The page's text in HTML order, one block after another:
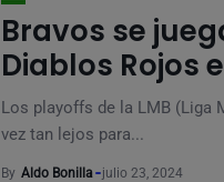
Bravos se
Diablos Rojos
Los playoffs de la LMB (Liga
vez tan lejos para...
By Aldo Bonilla julio 23, 2024